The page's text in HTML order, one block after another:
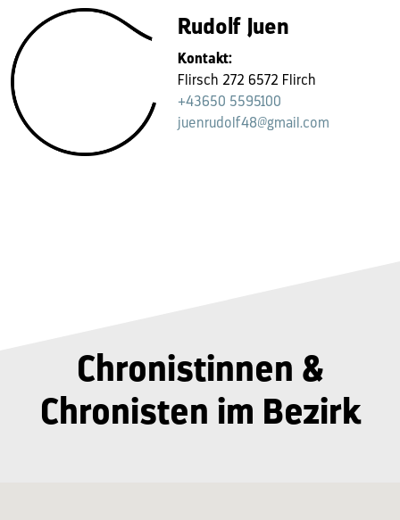
Rudolf Juen
Kontakt:
Flirsch 272 6572 Flirch
+43650 5595100
juenrudolf48@gmail.com
Chronistinnen &
Chronisten im Bezirk